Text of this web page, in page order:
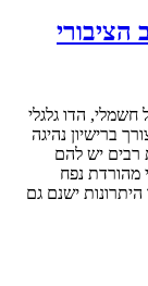
הציבורי
הדו גלגלי
ברישיון נהיגה
רבים יש להם
מהורדת נפח
ישנם גם